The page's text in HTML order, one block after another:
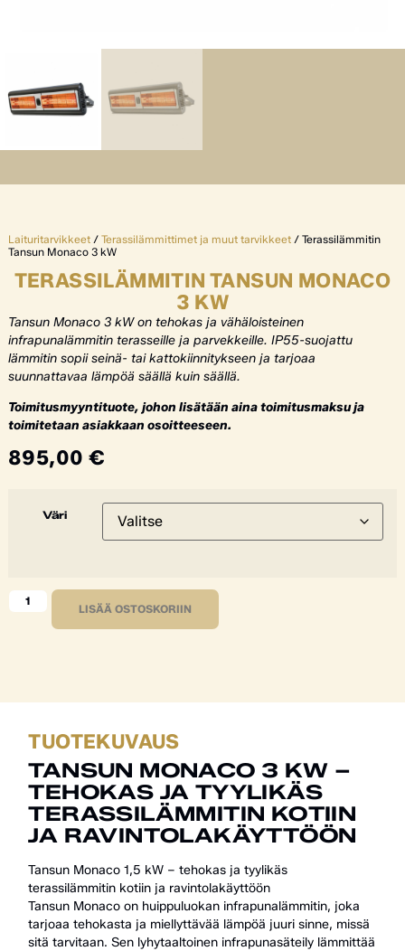
Laituritarvikkeet/ Terassilämmittimet ja muut tarvikkeet/ Terassilämmitin
Tansun Monaco 3 kW
TERASSILÄMMITIN TANSUN MONACO
3 KW
Tansun Monaco 3 kW on tehokas ja vähäloisteinen
infrapunalämmitin terasseille ja parvekkeille. IP55-suojattu
lämmitin sopii seinä- tai kattokiinnitykseen ja tarjoaa
suunnattavaa lämpöä säällä kuin säällä.
Toimitusmyyntituote, johon lisätään aina toimitusmaksu ja
toimitetaan asiakkaan osoitteeseen.
895,00 €
Väri
LISÄÄ OSTOSKORIIN
TUOTEKUVAUS
TANSUN MONACO 3 KW –
TEHOKAS JA TYYLIKÄS
TERASSILÄMMITIN KOTIIN
JA RAVINTOLAKÄYTTÖÖN
Tansun Monaco 1,5 kW – tehokas ja tyylikäs
terassilämmitin kotiin ja ravintolakäyttöön
Tansun Monaco on huippuluokan infrapunalämmitin, joka
tarjoaa tehokasta ja miellyttävää lämpöä juuri sinne, missä
sitä tarvitaan. Sen lyhytaaltoinen infrapunasäteily lämmittää